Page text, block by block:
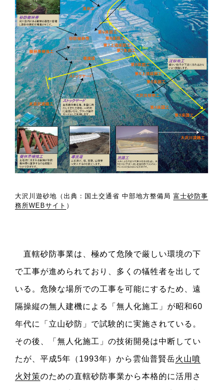
大沢川遊砂地（出典：国土交通省 中部地方整備局 富士砂防事
務所WEBサイト ）
直轄砂防事業は、極めて危険で厳しい環境の下
で工事が進められており、多くの犠牲者を出して
いる。危険な場所での工事を可能にするため、遠
隔操縦の無人建機による「無人化施工」が昭和60
年代に「立山砂防」で試験的に実施されている。
その後、「無人化施工」の技術開発は中断してい
たが、平成5年（1993年）から雲仙普賢岳火山噴
火対策のための直轄砂防事業から本格的に活用さ